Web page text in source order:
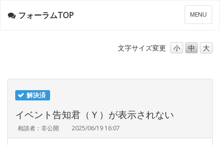
メ
ニ
ー
MENU
フォーラムTOP
文字サイズ変更 小 中 大
解決済
イベント告知君（Ｙ）が表示されない
相談者：非公開 2025/06/19 16:07